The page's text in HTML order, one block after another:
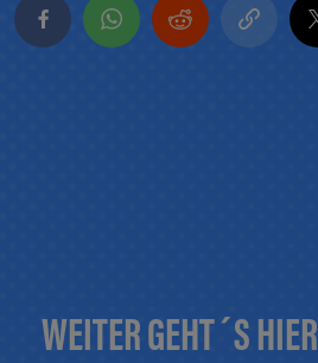
WEITER GEHT´S HIER